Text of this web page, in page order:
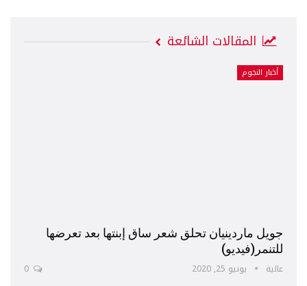
المقالات الشائعة
أخبار النجوم
جويل ماردينيان تحلق شعر ساق إبنتها بعد تعرضها
للتنمر(فيديو)
عالية يونيو 25, 2020